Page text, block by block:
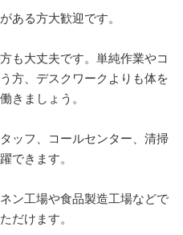
ある方大歓迎です。
も大丈夫です。単純作業やコ
方、デスクワークよりも体を
きましょう。
ッフ、コールセンター、清掃
できます。
ン工場や食品製造工場などで
だけます。